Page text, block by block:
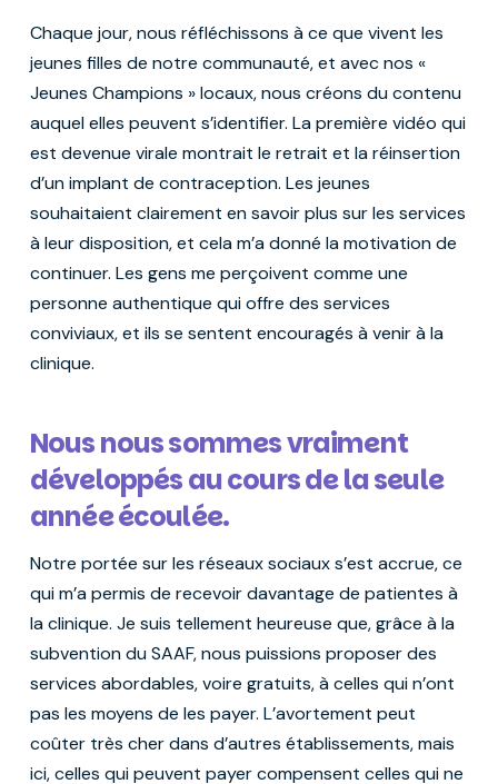
Chaque jour, nous réfléchissons à ce que vivent les
jeunes filles de notre communauté, et avec nos «
Jeunes Champions » locaux, nous créons du contenu
auquel elles peuvent s’identifier. La première vidéo qui
est devenue virale montrait le retrait et la réinsertion
d’un implant de contraception. Les jeunes
souhaitaient clairement en savoir plus sur les services
à leur disposition, et cela m’a donné la motivation de
continuer. Les gens me perçoivent comme une
personne authentique qui offre des services
conviviaux, et ils se sentent encouragés à venir à la
clinique.
Nous nous sommes vraiment
développés au cours de la seule
année écoulée.
Notre portée sur les réseaux sociaux s’est accrue, ce
qui m’a permis de recevoir davantage de patientes à
la clinique. Je suis tellement heureuse que, grâce à la
subvention du SAAF, nous puissions proposer des
services abordables, voire gratuits, à celles qui n’ont
pas les moyens de les payer. L’avortement peut
coûter très cher dans d’autres établissements, mais
ici, celles qui peuvent payer compensent celles qui ne